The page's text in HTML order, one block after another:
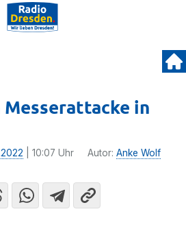
Messerattacke in
| 10:07 Uhr Autor:Anke Wolf